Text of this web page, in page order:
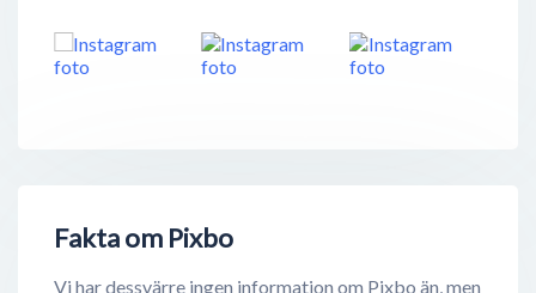
Fakta om Pixbo
Vi har dessvärre ingen information om Pixbo än, men